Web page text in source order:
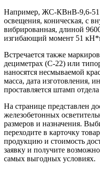
Например, ЖС-КВнВ-9,6-51
освещения, коническая, с
вибрированная, длиной
изгибающий момент 51
Встречается также
дециметрах (С-22) или
наносятся несмываемой
масса, дата изготовления,
проставляется штамп
На странице представлен
железобетонных
размеров и назначения.
переходите в карточку
продукцию и стоимость
заявку и получите
самых выгодных условиях.